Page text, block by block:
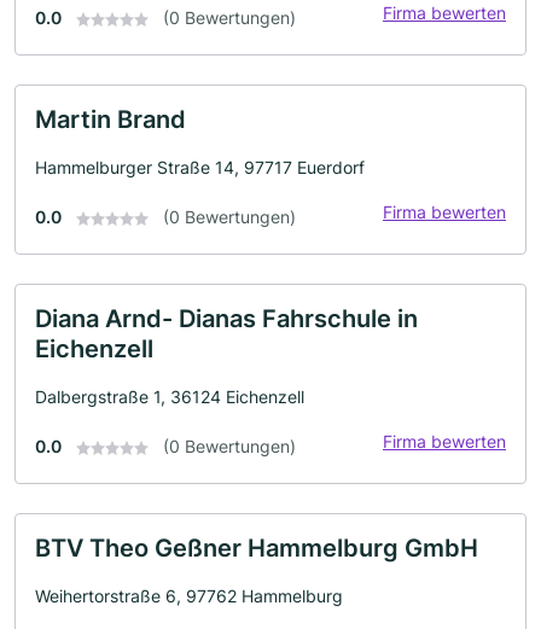
0.0 (0 Bewertungen) Firma bewerten
Martin Brand
Hammelburger Straße 14, 97717 Euerdorf
0.0 (0 Bewertungen) Firma bewerten
Diana Arnd- Dianas Fahrschule in
Eichenzell
Dalbergstraße 1, 36124 Eichenzell
0.0 (0 Bewertungen) Firma bewerten
BTV Theo Geßner Hammelburg GmbH
Weihertorstraße 6, 97762 Hammelburg